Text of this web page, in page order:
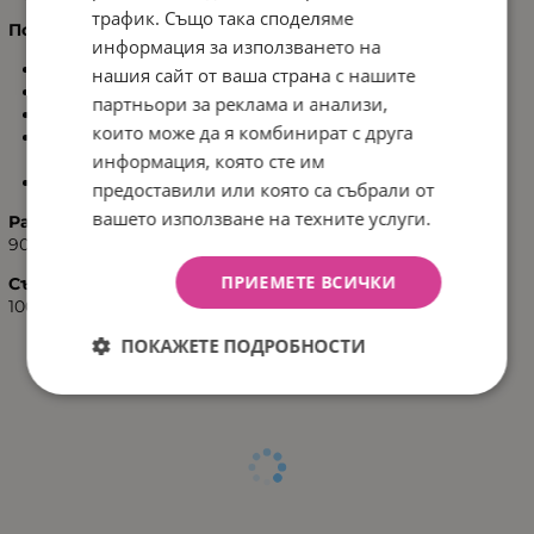
Поддръжка:
Максимална температура на пране: 30°C
Без химическо чистене
Не използвайте белина; перете с мек перилен
препарат
Сушете във вертикално положение
Размери:
90x90 см
Състав:
100% памук
трафик. Също така споделяме
информация за използването на
нашия сайт от ваша страна с нашите
партньори за реклама и анализи,
които може да я комбинират с друга
информация, която сте им
предоставили или която са събрали от
вашето използване на техните услуги.
ПРИЕМЕТЕ ВСИЧКИ
ПОКАЖЕТЕ ПОДРОБНОСТИ